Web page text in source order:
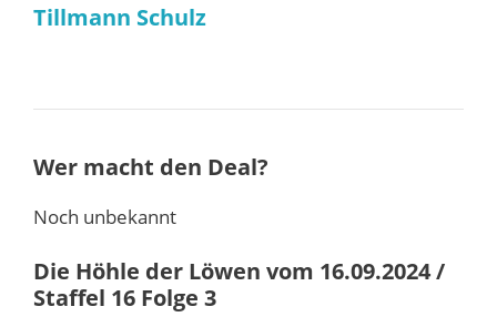
Tillmann Schulz
Wer macht den Deal?
Noch unbekannt
Die Höhle der Löwen vom 16.09.2024 /
Staffel 16 Folge 3